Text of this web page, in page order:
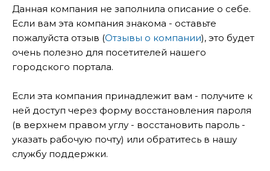
Данная компания не заполнила описание о себе.
Если вам эта компания знакома - оставьте
пожалуйста отзыв (Отзывы о компании), это будет
очень полезно для посетителей нашего
городского портала.
Если эта компания принадлежит вам - получите к
ней доступ через форму восстановления пароля
(в верхнем правом углу - восстановить пароль -
указать рабочую почту) или обратитесь в нашу
службу поддержки.